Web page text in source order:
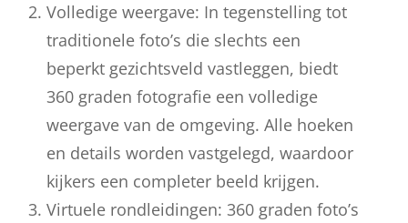
Volledige weergave: In tegenstelling tot
traditionele foto’s die slechts een
beperkt gezichtsveld vastleggen, biedt
360 graden fotografie een volledige
weergave van de omgeving. Alle hoeken
en details worden vastgelegd, waardoor
kijkers een completer beeld krijgen.
Virtuele rondleidingen: 360 graden foto’s